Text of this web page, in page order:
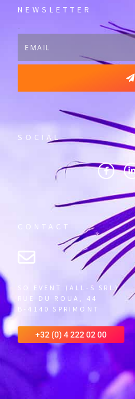
NEWSLETTER
SOCIAL
CONTACT
SO EVENT (ALL-S SRL)
RUE DU ROUA, 44
B-4140 SPRIMONT
+32 (0) 4 222 02 00